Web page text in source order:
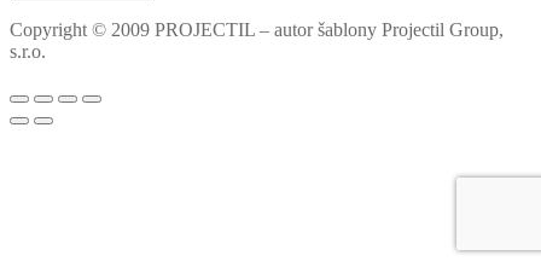
Copyright © 2009 PROJECTIL – autor šablony Projectil Group,
s.r.o.